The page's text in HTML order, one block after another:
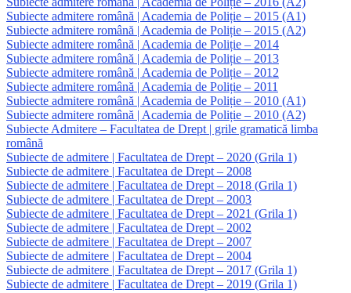
Subiecte admitere română | Academia de Poliție – 2015 (A1)
Subiecte admitere română | Academia de Poliție – 2015 (A2)
Subiecte admitere română | Academia de Poliție – 2014
Subiecte admitere română | Academia de Poliție – 2013
Subiecte admitere română | Academia de Poliție – 2012
Subiecte admitere română | Academia de Poliție – 2011
Subiecte admitere română | Academia de Poliție – 2010 (A1)
Subiecte admitere română | Academia de Poliție – 2010 (A2)
Subiecte Admitere – Facultatea de Drept | grile gramatică limba
română
Subiecte de admitere | Facultatea de Drept – 2020 (Grila 1)
Subiecte de admitere | Facultatea de Drept – 2008
Subiecte de admitere | Facultatea de Drept – 2018 (Grila 1)
Subiecte de admitere | Facultatea de Drept – 2003
Subiecte de admitere | Facultatea de Drept – 2021 (Grila 1)
Subiecte de admitere | Facultatea de Drept – 2002
Subiecte de admitere | Facultatea de Drept – 2007
Subiecte de admitere | Facultatea de Drept – 2004
Subiecte de admitere | Facultatea de Drept – 2017 (Grila 1)
Subiecte de admitere | Facultatea de Drept – 2019 (Grila 1)